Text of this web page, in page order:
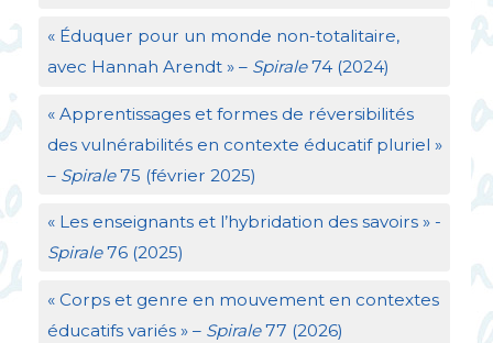
« Éduquer pour un monde non-totalitaire,
avec Hannah Arendt » – Spirale74 (2024)
« Apprentissages et formes de réversibilités
des vulnérabilités en contexte éducatif pluriel »
– Spirale75 (février 2025)
« Les enseignants et l’hybridation des savoirs » -
Spirale76 (2025)
« Corps et genre en mouvement en contextes
éducatifs variés » – Spirale77 (2026)